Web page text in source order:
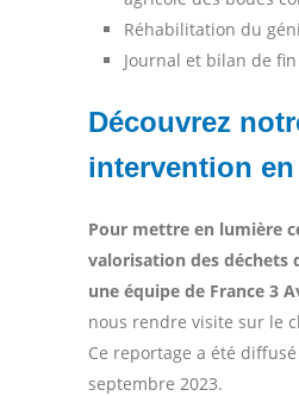
Réhabilitation du
Journal et bilan de
Découvrez
intervention
Pour mettre en lumière
valorisation des déchets
une équipe de France 3
nous rendre visite sur le
Ce reportage a été
septembre 2023.